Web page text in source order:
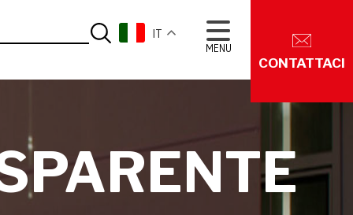
IT
MENU
CONTATTACI